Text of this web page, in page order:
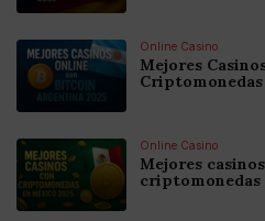
Online Casino
Mejores
Online Casino
Mejores
criptomonedas